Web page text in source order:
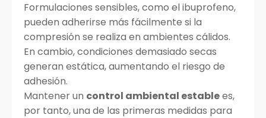
Formulaciones sensibles, como el ibuprofeno,
pueden adherirse más fácilmente si la
compresión se realiza en ambientes cálidos.
En cambio, condiciones demasiado secas
generan estática, aumentando el riesgo de
adhesión.
Mantener un control ambiental establees,
por tanto, una de las primeras medidas para